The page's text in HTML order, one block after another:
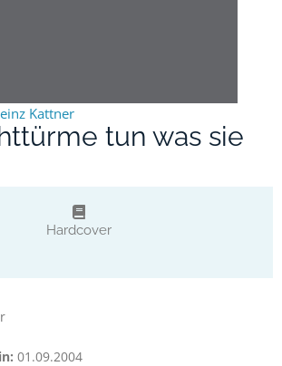
Kattner
tun was sie
Hardcover
01.09.2004